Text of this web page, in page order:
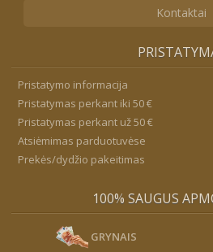
Kontaktai
Pristatymo informacija
Pristatymas perkant iki 50 €
Pristatymas perkant už 50 €
Atsiėmimas parduotuvėse
Prekės/dydžio pakeitimas
100% SAUGUS
GRYNAIS